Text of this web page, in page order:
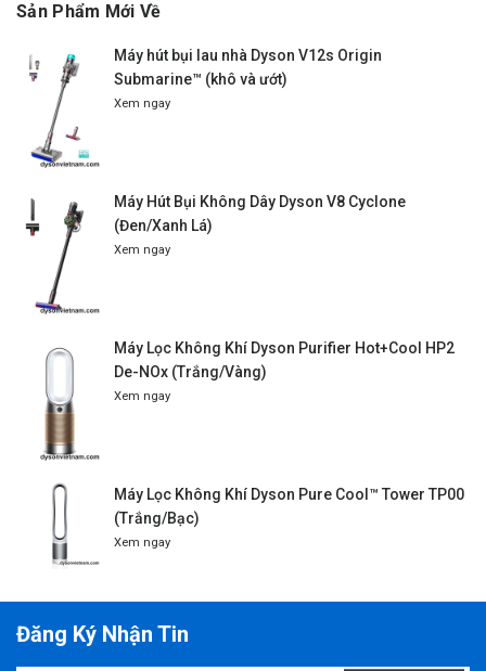
Sản Phẩm Mới Về
Máy hút bụi lau nhà Dyson V12s Origin
Submarine™ (khô và ướt)
Xem ngay
Máy Hút Bụi Không Dây Dyson V8 Cyclone
(Đen/Xanh Lá)
Xem ngay
Máy Lọc Không Khí Dyson Purifier Hot+Cool HP2
De-NOx (Trắng/Vàng)
Xem ngay
Máy Lọc Không Khí Dyson Pure Cool™ Tower TP00
(Trắng/Bạc)
Xem ngay
Đăng Ký Nhận Tin